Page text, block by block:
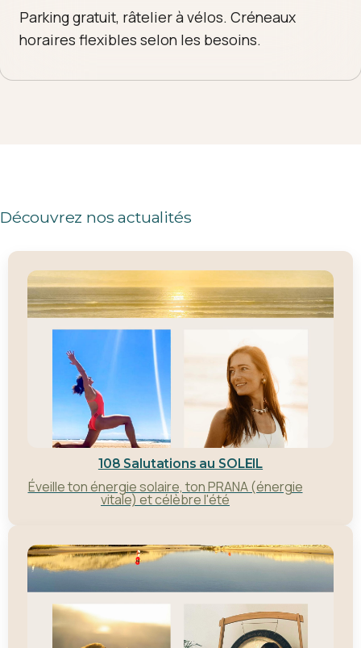
Parking gratuit, râtelier à vélos. Créneaux
horaires flexibles selon les besoins.
Découvrez nos actualités
108 Salutations au SOLEIL
Éveille ton énergie solaire, ton PRANA (énergie
vitale) et célèbre l'été